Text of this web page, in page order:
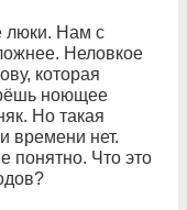
люки. Нам с
Неловкое
которая
ноющее
Но такая
времени нет.
понятно. Что это